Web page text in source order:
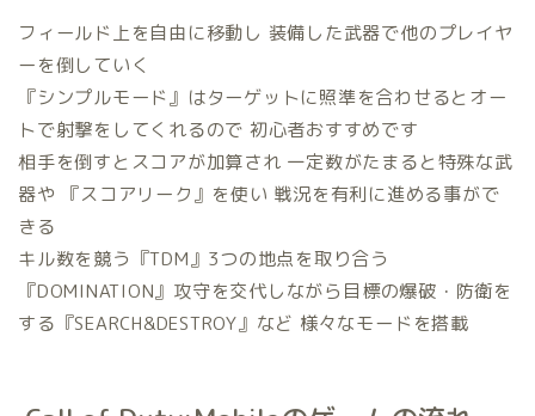
フィールド上を自由に移動し 装備した武器で他のプレイヤ
ーを倒していく
『シンプルモード』はターゲットに照準を合わせるとオー
トで射撃をしてくれるので 初心者おすすめです
相手を倒すと スコアが加算され 一定数がたまると特殊な武
器や 『スコアリーク』を使い 戦況を有利に進める事がで
きる
キル数を競う『TDM』 3つの地点を取り合う
『DOMINATION』 攻守を交代しながら 目標の爆破・防衛を
する『SEARCH&DESTROY』 など 様々なモードを搭載